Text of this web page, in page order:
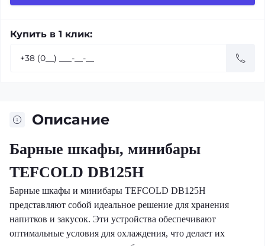
Купить в 1 клик:
Описание
Барные шкафы, минибары
TEFCOLD DB125H
Барные шкафы и минибары TEFCOLD DB125H
представляют собой идеальное решение для хранения
напитков и закусок. Эти устройства обеспечивают
оптимальные условия для охлаждения, что делает их